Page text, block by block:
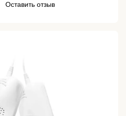
Оставить отзыв